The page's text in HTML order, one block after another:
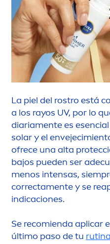
La piel del rostro está
a los rayos UV, por lo
diariamente es
solar y el
ofrece una alta
bajos pueden ser
menos intensas,
correctamente y se
indicaciones.
Se recomienda aplicar
último paso de tu